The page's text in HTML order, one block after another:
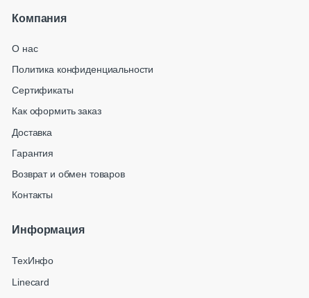
Компания
О нас
Политика конфиденциальности
Сертификаты
Как оформить заказ
Доставка
Гарантия
Возврат и обмен товаров
Контакты
Информация
ТехИнфо
Linecard